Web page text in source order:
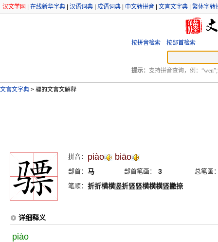
汉文学网 在线新华字典 汉语词典 成语词典 中文转拼音 文言文字典 繁体字转
按拼音检索 按部首检索
提示： 支持拼音查询，例：
文言文字典 > 骠的文言文解释
拼音： piào biāo
部首： 马 部首笔画： 3
总笔画
笔顺： 折折横横竖折竖竖横横横竖撇捺
详细释义
piào